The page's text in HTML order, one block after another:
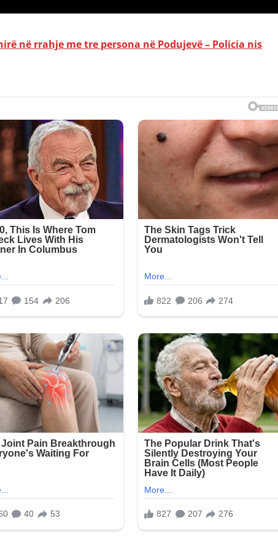
në rrahje me tre persona në Podujevë – Policia nis